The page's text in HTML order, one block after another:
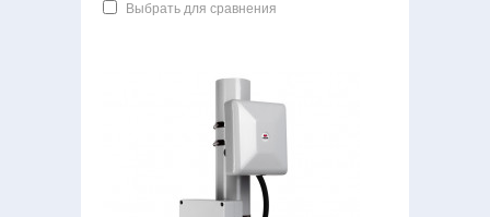
Выбрать для сравнения